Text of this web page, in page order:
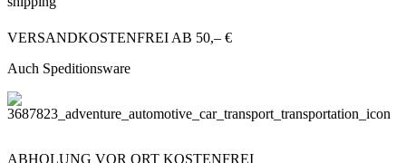
VERSANDKOSTENFREI AB 50,– €
Auch Speditionsware
ABHOLUNG VOR ORT KOSTENFREI